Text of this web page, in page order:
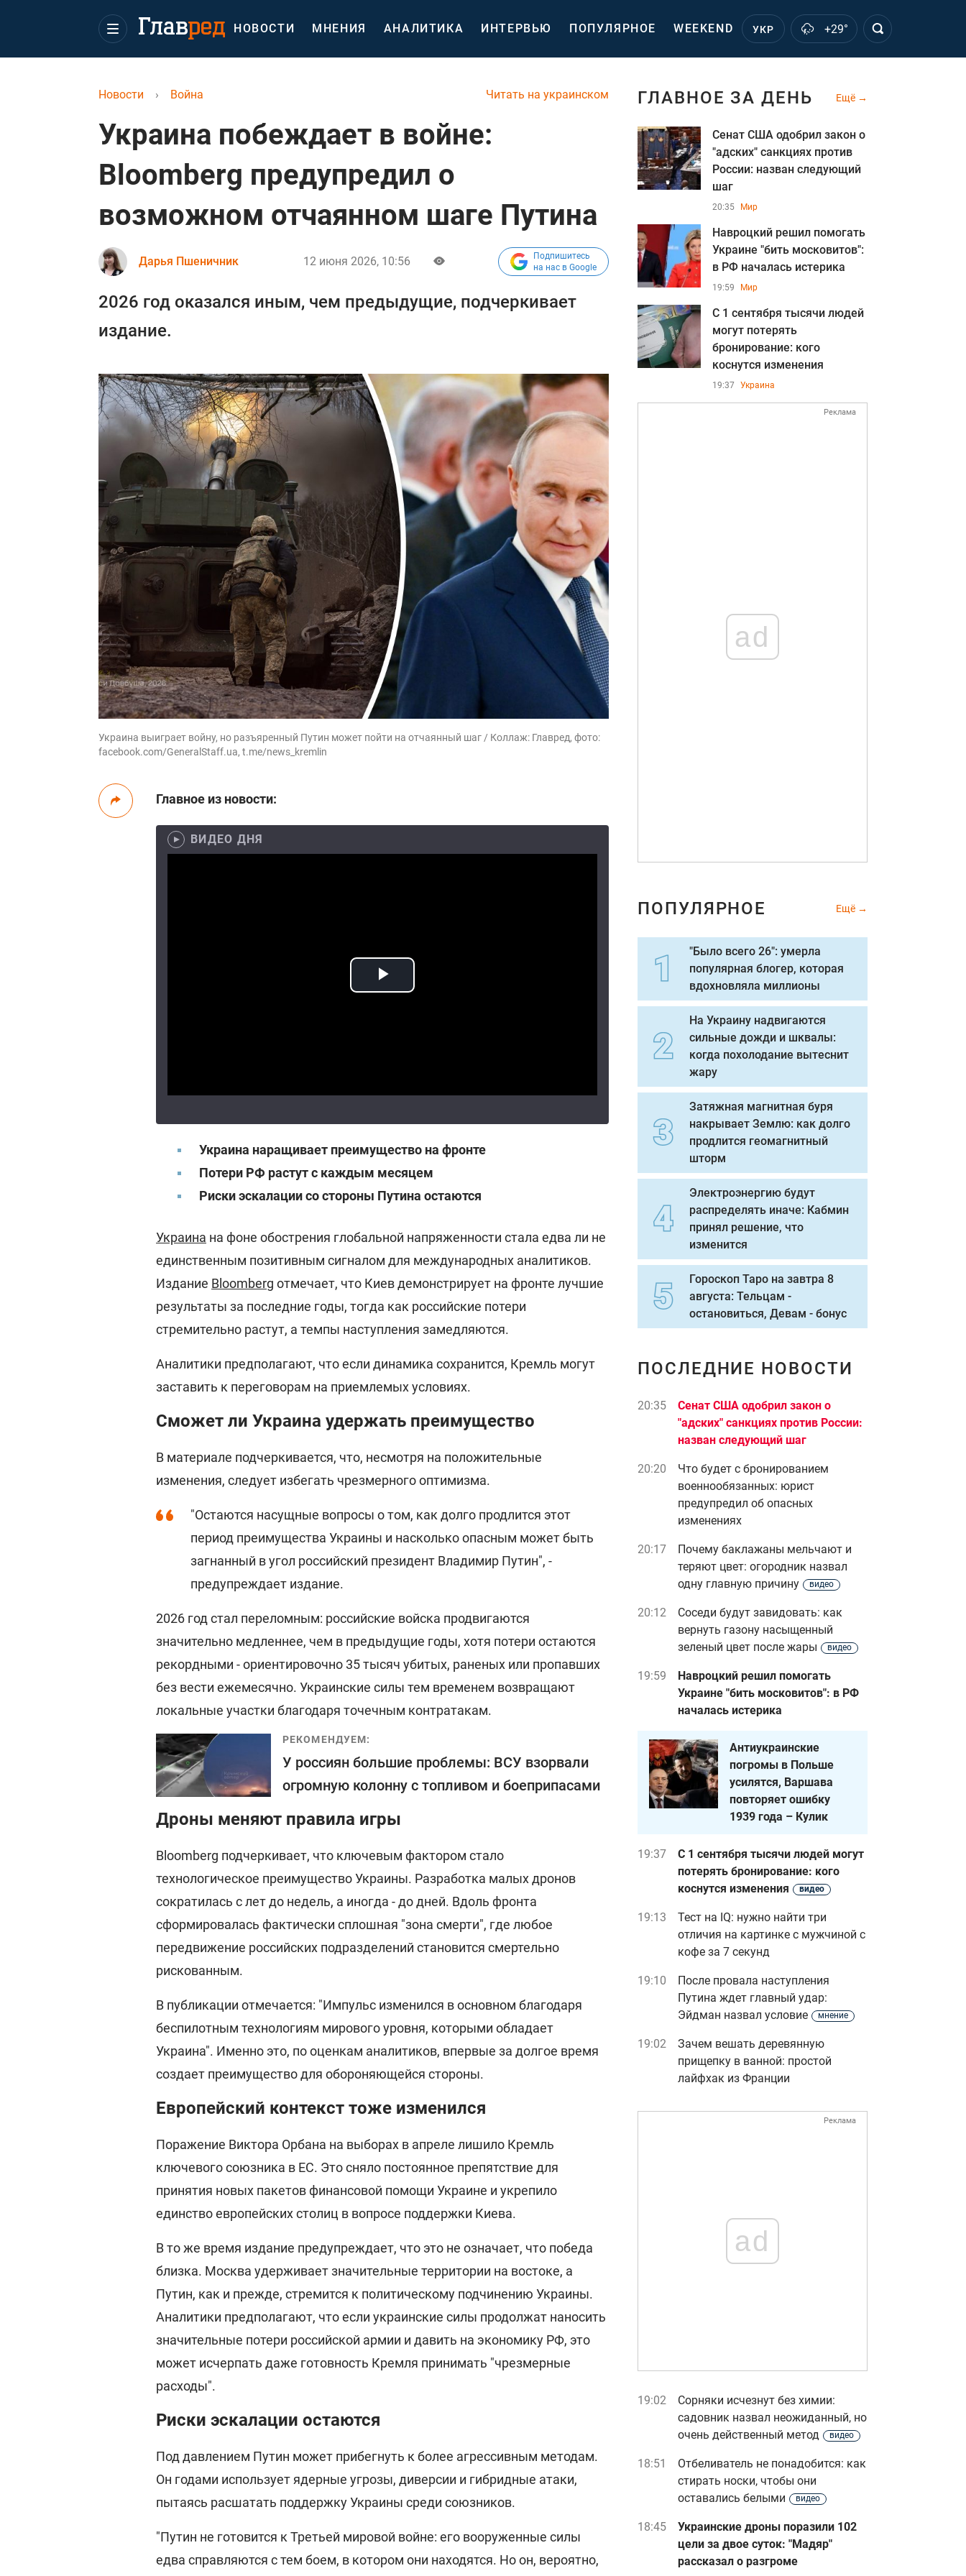
НОВОСТИ МНЕНИЯ АНАЛИТИКА ИНТЕРВЬЮ ПОПУЛЯРНОЕ WEEKEND УКР +29°
Читать на украинском
Новости › Война
Украина побеждает в войне:
Bloomberg предупредил о
возможном отчаянном шаге Путина
Дарья Пшеничник 12 июня 2026, 10:56
Подпишитесь
на нас в Google
2026 год оказался иным, чем предыдущие, подчеркивает
издание.
Украина выиграет войну, но разъяренный Путин может пойти на отчаянный шаг / Коллаж: Главред, фото:
facebook.com/GeneralStaff.ua, t.me/news_kremlin
Главное из новости:
ВИДЕО ДНЯ
Украина наращивает преимущество на фронте
Потери РФ растут с каждым месяцем
Риски эскалации со стороны Путина остаются
Украина на фоне обострения глобальной напряженности стала едва ли не
единственным позитивным сигналом для международных аналитиков.
Издание Bloomberg отмечает, что Киев демонстрирует на фронте лучшие
результаты за последние годы, тогда как российские потери
стремительно растут, а темпы наступления замедляются.
Аналитики предполагают, что если динамика сохранится, Кремль могут
заставить к переговорам на приемлемых условиях.
Сможет ли Украина удержать преимущество
В материале подчеркивается, что, несмотря на положительные
изменения, следует избегать чрезмерного оптимизма.
"Остаются насущные вопросы о том, как долго продлится этот
период преимущества Украины и насколько опасным может быть
загнанный в угол российский президент Владимир Путин", -
предупреждает издание.
2026 год стал переломным: российские войска продвигаются
значительно медленнее, чем в предыдущие годы, хотя потери остаются
рекордными - ориентировочно 35 тысяч убитых, раненых или пропавших
без вести ежемесячно. Украинские силы тем временем возвращают
локальные участки благодаря точечным контратакам.
РЕКОМЕНДУЕМ:
У россиян большие проблемы: ВСУ взорвали
огромную колонну с топливом и боеприпасами
Дроны меняют правила игры
Bloomberg подчеркивает, что ключевым фактором стало
технологическое преимущество Украины. Разработка малых дронов
сократилась с лет до недель, а иногда - до дней. Вдоль фронта
сформировалась фактически сплошная "зона смерти", где любое
передвижение российских подразделений становится смертельно
рискованным.
В публикации отмечается: "Импульс изменился в основном благодаря
беспилотным технологиям мирового уровня, которыми обладает
Украина". Именно это, по оценкам аналитиков, впервые за долгое время
создает преимущество для обороняющейся стороны.
Европейский контекст тоже изменился
Поражение Виктора Орбана на выборах в апреле лишило Кремль
ключевого союзника в ЕС. Это сняло постоянное препятствие для
принятия новых пакетов финансовой помощи Украине и укрепило
единство европейских столиц в вопросе поддержки Киева.
В то же время издание предупреждает, что это не означает, что победа
близка. Москва удерживает значительные территории на востоке, а
Путин, как и прежде, стремится к политическому подчинению Украины.
Аналитики предполагают, что если украинские силы продолжат наносить
значительные потери российской армии и давить на экономику РФ, это
может исчерпать даже готовность Кремля принимать "чрезмерные
расходы".
Риски эскалации остаются
Под давлением Путин может прибегнуть к более агрессивным методам.
Он годами использует ядерные угрозы, диверсии и гибридные атаки,
пытаясь расшатать поддержку Украины среди союзников.
"Путин не готовится к Третьей мировой войне: его вооруженные силы
едва справляются с тем боем, в котором они находятся. Но он, вероятно,
ГЛАВНОЕ ЗА ДЕНЬ Ещё
Сенат США одобрил закон о
"адских" санкциях против
России: назван следующий
шаг
20:35 Мир
Навроцкий решил помогать
Украине "бить московитов":
в РФ началась истерика
19:59 Мир
С 1 сентября тысячи людей
могут потерять
бронирование: кого
коснутся изменения
19:37 Украина
Реклама
ad
ПОПУЛЯРНОЕ Ещё
"Было всего 26": умерла
популярная блогер, которая
вдохновляла миллионы
На Украину надвигаются
сильные дожди и шквалы:
когда похолодание вытеснит
жару
Затяжная магнитная буря
накрывает Землю: как долго
продлится геомагнитный
шторм
Электроэнергию будут
распределять иначе: Кабмин
принял решение, что
изменится
Гороскоп Таро на завтра 8
августа: Тельцам -
остановиться, Девам - бонус
ПОСЛЕДНИЕ НОВОСТИ
20:35
Сенат США одобрил закон о
"адских" санкциях против России:
назван следующий шаг
20:20
Что будет с бронированием
военнообязанных: юрист
предупредил об опасных
изменениях
20:17
Почему баклажаны мельчают и
теряют цвет: огородник назвал
одну главную причину
видео
20:12
Соседи будут завидовать: как
вернуть газону насыщенный
зеленый цвет после жары
видео
19:59
Навроцкий решил помогать
Украине "бить московитов": в РФ
началась истерика
Антиукраинские
погромы в Польше
усилятся, Варшава
повторяет ошибку
1939 года – Кулик
19:37
С 1 сентября тысячи людей могут
потерять бронирование: кого
коснутся изменения
видео
19:13
Тест на IQ: нужно найти три
отличия на картинке с мужчиной с
кофе за 7 секунд
19:10
После провала наступления
Путина ждет главный удар:
Эйдман назвал условие
мнение
19:02
Зачем вешать деревянную
прищепку в ванной: простой
лайфхак из Франции
Реклама
ad
19:02
Сорняки исчезнут без химии:
садовник назвал неожиданный, но
очень действенный метод
видео
18:51
Отбеливатель не понадобится: как
стирать носки, чтобы они
оставались белыми
видео
18:45
Украинские дроны поразили 102
цели за двое суток: "Мадяр"
рассказал о разгроме